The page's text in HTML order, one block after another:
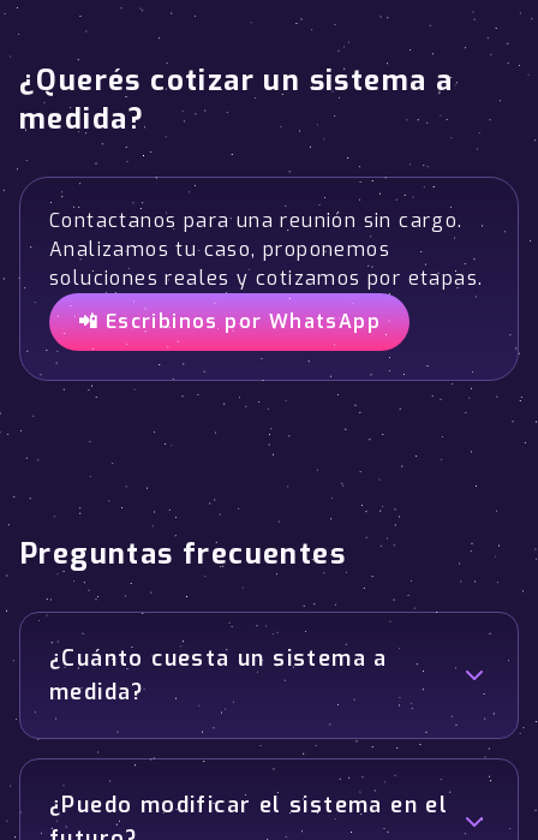
¿Querés cotizar un sistema a
medida?
Contactanos para una reunión sin cargo.
Analizamos tu caso, proponemos
soluciones reales y cotizamos por etapas.
📲 Escribinos por WhatsApp
Preguntas frecuentes
¿Cuánto cuesta un sistema a
medida?
¿Puedo modificar el sistema en el